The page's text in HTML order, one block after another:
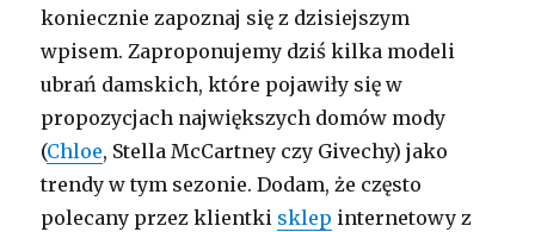
koniecznie zapoznaj się z dzisiejszym
wpisem. Zaproponujemy dziś kilka modeli
ubrań damskich, które pojawiły się w
propozycjach największych domów mody
(Chloe, Stella McCartney czy Givechy) jako
trendy w tym sezonie. Dodam, że często
polecany przez klientki sklep internetowy z